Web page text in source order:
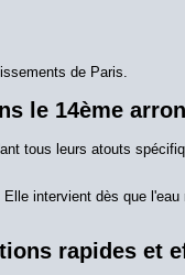
de Paris.
le 14ème
tous leurs atouts
intervient dès que
rapides et